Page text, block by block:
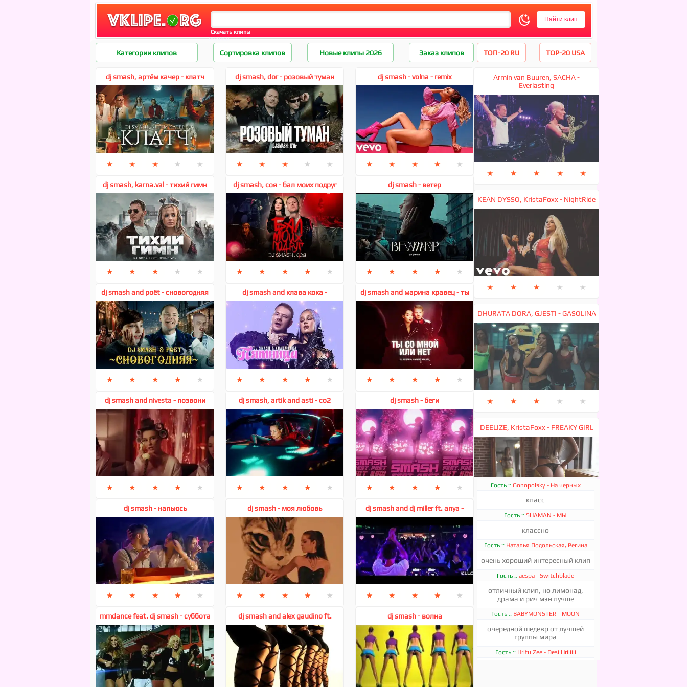
Скачать клипы
Dj SMASH
Категории клипов Сортировка клипов Новые клипы 2026 Заказ клипов
dj smash, артём качер - клатч
★ ★ ★ ★ ★
dj smash, dor - розовый туман
★ ★ ★ ★ ★
dj smash - volna - remix
★ ★ ★ ★ ★
dj smash, karna.val - тихий гимн
★ ★ ★ ★ ★
dj smash, соя - бал моих подруг
★ ★ ★ ★ ★
dj smash - ветер
★ ★ ★ ★ ★
dj smash and poёt - сновогодняя
★ ★ ★ ★ ★
dj smash and клава кока -
пятница
★ ★ ★ ★ ★
dj smash and марина кравец - ты
со мной или нет
★ ★ ★ ★ ★
dj smash and nivesta - позвони
★ ★ ★ ★ ★
dj smash, artik and asti - co2
★ ★ ★ ★ ★
dj smash - беги
★ ★ ★ ★ ★
dj smash - напьюсь
★ ★ ★ ★ ★
dj smash - моя любовь
★ ★ ★ ★ ★
dj smash and dj miller ft. anya -
★ ★ ★ ★ ★
mmdance feat. dj smash - суббота
dj smash and alex gaudino ft.
dhany - moscow never sleeps
dj smash - волна
ТОП-20 RU TOP-20 USA
Armin van Buuren, SACHA -
Everlasting
★ ★ ★ ★ ★
KEAN DYSSO, KristaFoxx - NightRide
★ ★ ★ ★ ★
DHURATA DORA, GJESTI - GASOLINA
★ ★ ★ ★ ★
DEELIZE, KristaFoxx - FREAKY GIRL
★ ★ ★
★ ★ ★ ★ ★
4 Strings, Sadrican - Take Me Away
Гость :: Gonopolsky - На черных
класс
Гость :: SHAMAN - МЫ
классно
Гость :: Наталья Подольская, Регина
очень хороший интересный клип
Гость :: aespa - Switchblade
отличный клип, но лимонад,
драма и рич мэн лучше
Гость :: BABYMONSTER - MOON
очередной шедевр от лучшей
группы мира
Гость :: Hritu Zee - Desi Hriiiiii